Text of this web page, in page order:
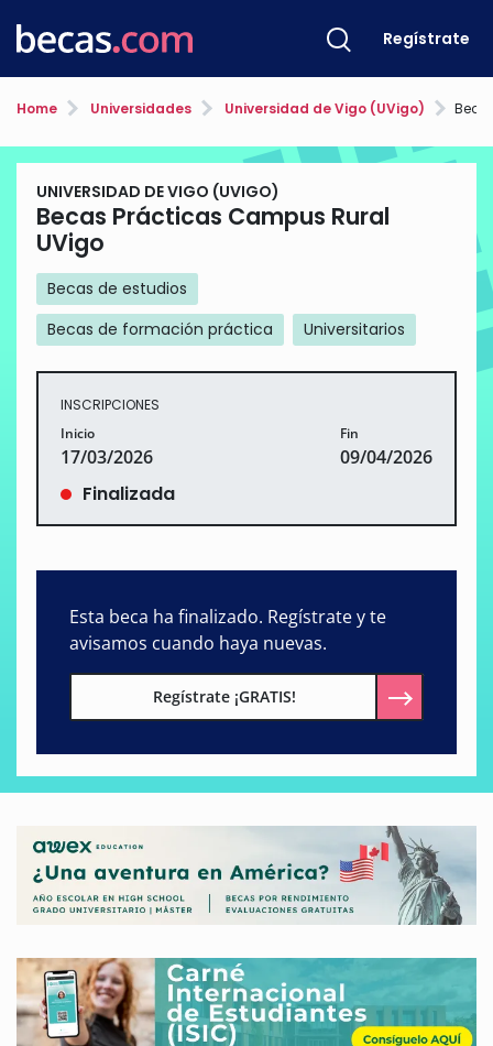
Regístrate
Home Universidades Universidad de Vigo (UVigo)
UNIVERSIDAD DE VIGO (UVIGO)
Becas Prácticas Campus Rural
UVigo
Becas de estudios
Becas de formación práctica
Universitarios
INSCRIPCIONES
Inicio
17/03/2026
Fin
09/04/2026
Finalizada
Esta beca ha finalizado. Regístrate y te
avisamos cuando haya nuevas.
Regístrate ¡GRATIS!